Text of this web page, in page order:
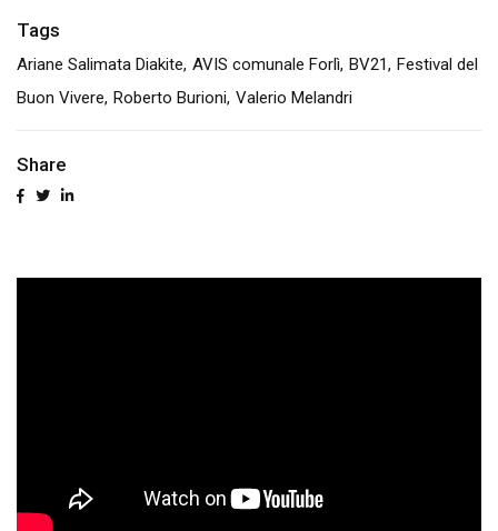
Tags
Ariane Salimata Diakite AVIS comunale Forlì BV21
Festival del
Buon Vivere Roberto Burioni Valerio Melandri
Share